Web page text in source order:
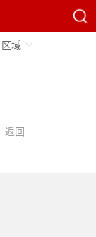
区域
返回